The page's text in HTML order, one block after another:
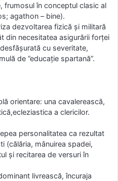
frumosul în conceptul clasic al
agathon – bine).
dezvoltarea fizică și militară
din necesitatea asigurării forței
cu severitate,
de ”educație spartană”.
orientare: una cavalerească,
a clericilor.
personalitatea ca rezultat
(călăria, mânuirea spadei,
și recitarea de versuri în
livrească, încuraja